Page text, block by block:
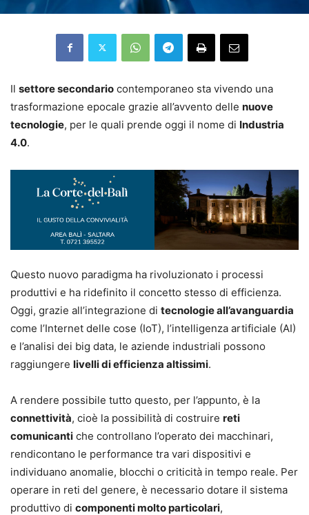
Il settore secondario contemporaneo sta vivendo una
trasformazione epocale grazie all’avvento delle nuove
tecnologie, per le quali prende oggi il nome di Industria
4.0.
Questo nuovo paradigma ha rivoluzionato i processi
produttivi e ha ridefinito il concetto stesso di efficienza.
Oggi, grazie all’integrazione di tecnologie all’avanguardia
come l’Internet delle cose (IoT), l’intelligenza artificiale (AI)
e l’analisi dei big data, le aziende industriali possono
raggiungere livelli di efficienza altissimi.
A rendere possibile tutto questo, per l’appunto, è la
connettività, cioè la possibilità di costruire reti
comunicanti che controllano l’operato dei macchinari,
rendicontano le performance tra vari dispositivi e
individuano anomalie, blocchi o criticità in tempo reale. Per
operare in reti del genere, è necessario dotare il sistema
produttivo di componenti molto particolari,